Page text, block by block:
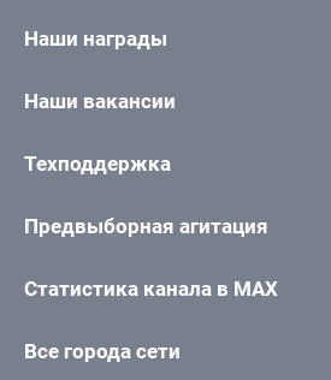
Наши награды
Наши вакансии
Техподдержка
Предвыборная агитация
Статистика канала в MAX
Все города сети